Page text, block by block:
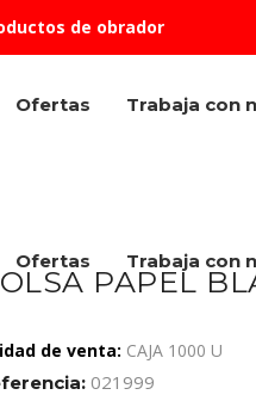
de obrador
Ofertas Trabaja con
Ofertas Trabaja con
PAPEL
de venta: CAJA 1000 U
021999